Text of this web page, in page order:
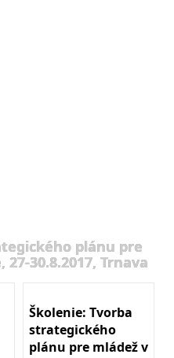
plánu pre
30.8.2017, Trnava
Školenie: Tvorba
strategického
plánu pre mládež v